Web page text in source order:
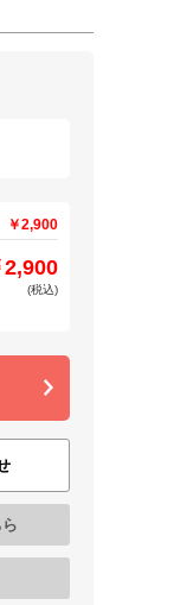
￥2,900
2,900
(税込)